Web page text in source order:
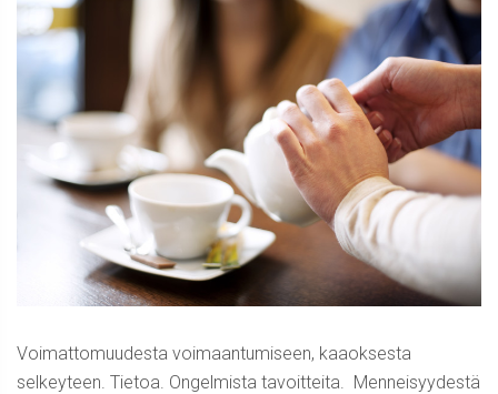
Voimattomuudesta voimaantumiseen, kaaoksesta
selkeyteen. Tietoa. Ongelmista tavoitteita. Menneisyydestä